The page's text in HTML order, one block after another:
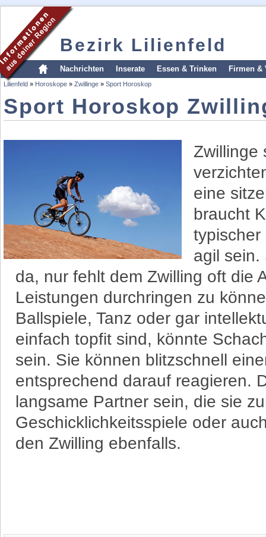
Bezirk Lilienfeld
Nachrichten Inserate Essen & Trinken Firmen &
Lilienfeld » Horoskope » Zwillinge » Sport Horoskop
Sport Horoskop
Zwillinge
eine
braucht
typischer
agil sein.
da, nur fehlt dem Zwilling oft die
Leistungen durchringen zu
Ballspiele, Tanz oder gar
einfach topfit sind, könnte
sein. Sie können blitzschnell
entsprechend darauf reagieren.
langsame Partner sein, die sie
Geschicklichkeitsspiele oder
den Zwilling ebenfalls.